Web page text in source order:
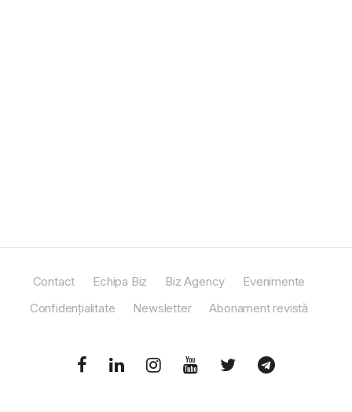
Contact Echipa Biz Biz Agency
Evenimente
Confidențialitate
Newsletter Abonament revistă